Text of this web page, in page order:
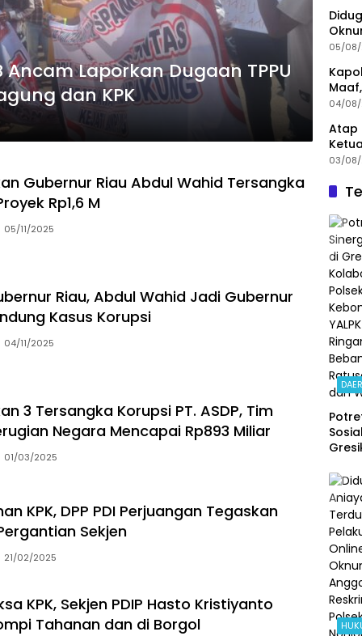
Ancam Laporkan Dugaan TPPU
dan KPK
Gubernur Riau Abdul Wahid Tersangka
Rp1,6 M
05/11/2025
Riau, Abdul Wahid Jadi Gubernur
Kasus Korupsi
04/11/2025
3 Tersangka Korupsi PT. ASDP, Tim
Negara Mencapai Rp893 Miliar
01/03/2025
KPK, DPP PDI Perjuangan Tegaskan
Sekjen
21/02/2025
KPK, Sekjen PDIP Hasto Kristiyanto
Tahanan dan di Borgol
05/
04/
Atap
03/
dan
dan